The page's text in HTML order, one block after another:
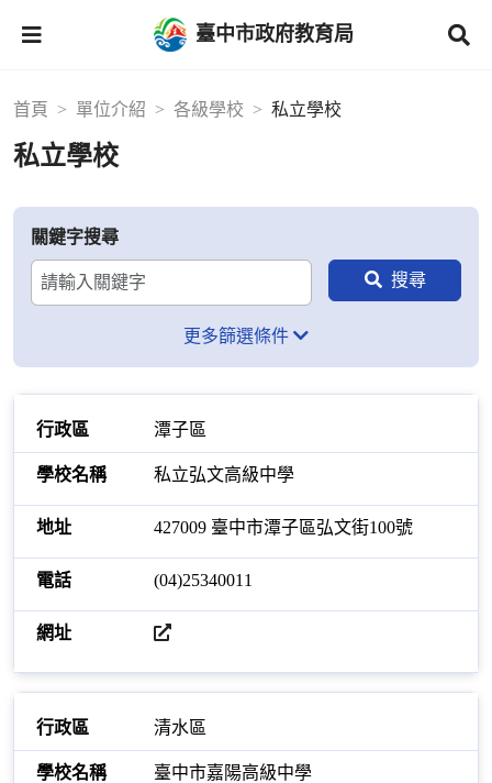
臺中市政府教育局
首頁 單位介紹 各級學校 私立學校
私立學校
關鍵字搜尋
更多篩選條件
潭子區
私立弘文高級中學
427009 臺中市潭子區弘文街100號
(04)25340011
開啟網站
清水區
臺中市嘉陽高級中學